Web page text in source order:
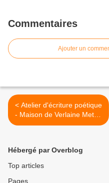
l'émancipation...'', François
Commentaires
Ajouter un
< Atelier d'écriture poétique
- Maison de Verlaine Metz -
Janvier 2024 Essai sur le
Hébergé par Overblog
Top articles
Pages